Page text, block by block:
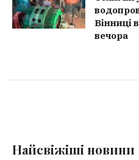
Вінниці
вечора
Найсвіжіші новини